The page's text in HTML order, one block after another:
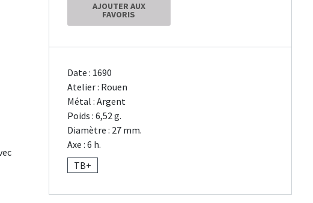
AJOUTER AUX
FAVORIS
Date : 1690
Atelier : Rouen
Métal : Argent
Poids : 6,52 g.
Diamètre : 27 mm.
Axe : 6 h.
TB+